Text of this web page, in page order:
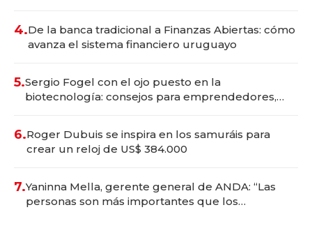
4.De la banca tradicional a Finanzas Abiertas: cómo
avanza el sistema financiero uruguayo
5.Sergio Fogel con el ojo puesto en la
biotecnología: consejos para emprendedores,
6.Roger Dubuis se inspira en los samuráis para
crear un reloj de US$ 384.000
7.Yaninna Mella, gerente general de ANDA: “Las
personas son más importantes que los